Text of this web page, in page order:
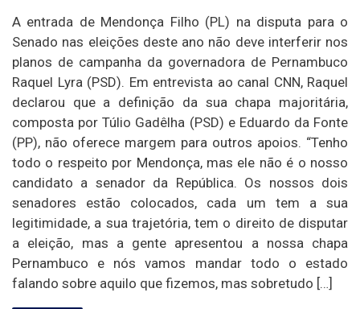
A entrada de Mendonça Filho (PL) na disputa para o
Senado nas eleições deste ano não deve interferir nos
planos de campanha da governadora de Pernambuco
Raquel Lyra (PSD). Em entrevista ao canal CNN, Raquel
declarou que a definição da sua chapa majoritária,
composta por Túlio Gadêlha (PSD) e Eduardo da Fonte
(PP), não oferece margem para outros apoios. “Tenho
todo o respeito por Mendonça, mas ele não é o nosso
candidato a senador da República. Os nossos dois
senadores estão colocados, cada um tem a sua
legitimidade, a sua trajetória, tem o direito de disputar
a eleição, mas a gente apresentou a nossa chapa
Pernambuco e nós vamos mandar todo o estado
falando sobre aquilo que fizemos, mas sobretudo […]